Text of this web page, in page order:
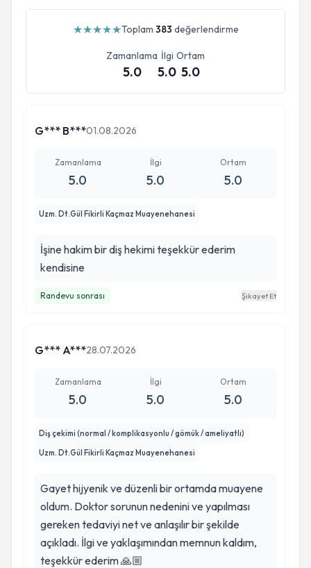
★★★★★Toplam 383 değerlendirme
Zamanlama
5.0
İlgi
5.0
Ortam
5.0
G*** B***01.08.2026
Zamanlama
5.0
İlgi
5.0
Ortam
5.0
Uzm. Dt.Gül Fikirli Kaçmaz Muayenehanesi
İşine hakim bir diş hekimi teşekkür ederim
kendisine
Randevu sonrası Şikayet Et
G*** A***28.07.2026
Zamanlama
5.0
İlgi
5.0
Ortam
5.0
Diş çekimi (normal / komplikasyonlu / gömük / ameliyatlı)
Uzm. Dt.Gül Fikirli Kaçmaz Muayenehanesi
Gayet hijyenik ve düzenli bir ortamda muayene
oldum. Doktor sorunun nedenini ve yapılması
gereken tedaviyi net ve anlaşılır bir şekilde
açıkladı. İlgi ve yaklaşımından memnun kaldım,
teşekkür ederim 🙏🏼